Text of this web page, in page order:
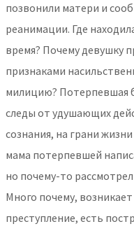
позвонили матери и
реанимации. Где
время? Почему девушку
признаками
милицию? Потерпевшая
следы от удушающих
сознания, на грани
мама потерпевшей
но почему-то
Много почему,
преступление, есть